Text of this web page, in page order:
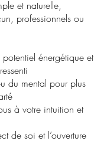
et naturelle,
professionnels ou
énergétique et
du mental pour plus
à votre intuition et
de soi et l’ouverture